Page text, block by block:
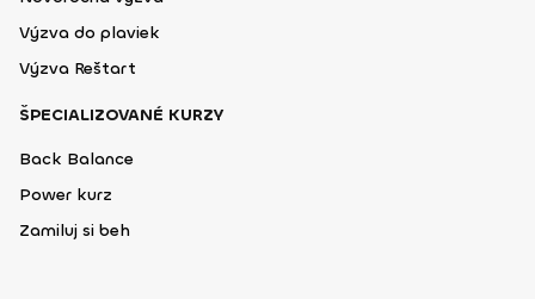
Výzva do plaviek
Výzva Reštart
ŠPECIALIZOVANÉ KURZY
Back Balance
Power kurz
Zamiluj si beh